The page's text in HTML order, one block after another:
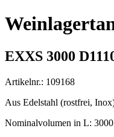
EXXS 3000
Artikelnr.: 109168
Aus Edelstahl (rostfrei,
Nominalvolumen in L: 3000